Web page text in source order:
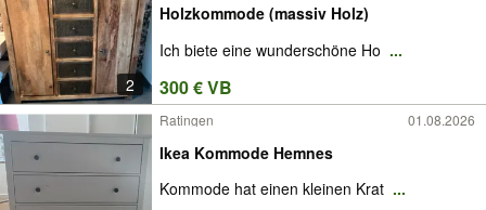
2
Holzkommode (massiv Holz)
Ich biete eine wunderschöne Ho ...
300 € VB
Ratingen 01.08.2026
Ikea Kommode Hemnes
Kommode hat einen kleinen Krat ...